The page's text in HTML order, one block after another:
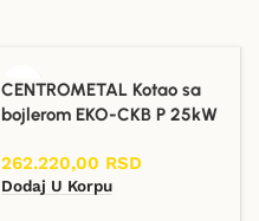
CENTROMETAL Kotao sa
bojlerom EKO-CKB P 25kW
262.220,00 RSD
Dodaj U Korpu